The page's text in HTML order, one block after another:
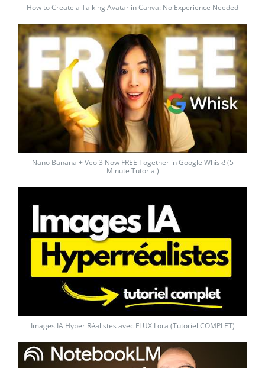
How to Create a Talking Avatar in Canva: No Experience Needed
Nano Banana + Veo 3 Now FREE Together in Google Whisk! (5
Minute Tutorial)
Images IA Hyper Réalistes avec FLUX Lora (Tutoriel COMPLET)